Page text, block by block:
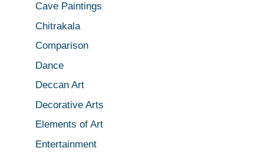
Cave Paintings
Chitrakala
Comparison
Dance
Deccan Art
Decorative Arts
Elements of Art
Entertainment